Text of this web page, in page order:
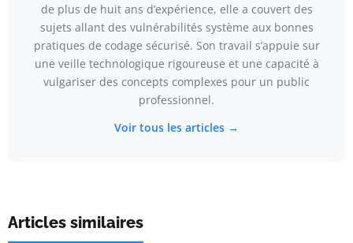
de plus de huit ans d’expérience, elle a couvert des
sujets allant des vulnérabilités système aux bonnes
pratiques de codage sécurisé. Son travail s’appuie sur
une veille technologique rigoureuse et une capacité à
vulgariser des concepts complexes pour un public
professionnel.
Voir tous les articles →
Articles similaires